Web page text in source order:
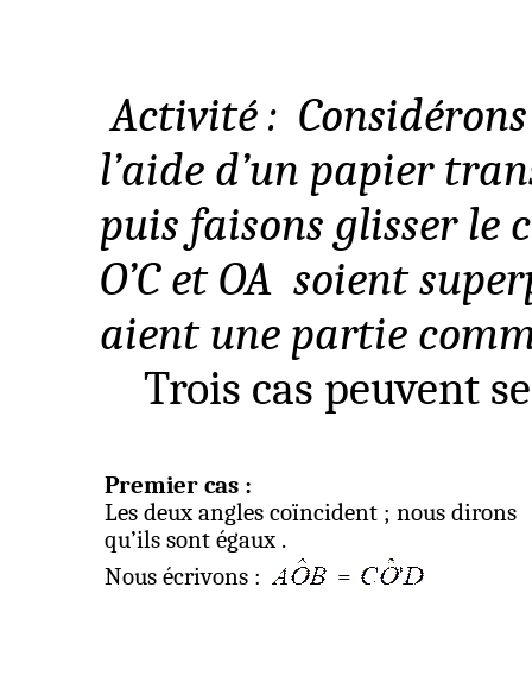
Activité: Considérons
l’aide d’un papier
puis faisons glisser le
O’C et OA soient
aient une partie
Trois cas peuvent
Premier cas :
Les deux angles coïncident ; nous dirons
qu’ils sontégaux .
Nous écrivons :
=